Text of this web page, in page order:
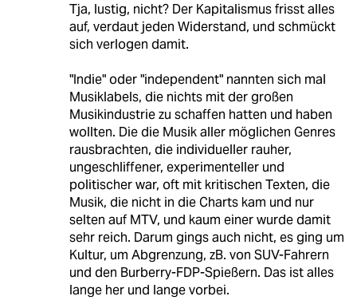
Tja, lustig, nicht? Der Kapitalismus frisst alles
auf, verdaut jeden Widerstand, und schmückt
sich verlogen damit.
"Indie" oder "independent" nannten sich mal
Musiklabels, die nichts mit der großen
Musikindustrie zu schaffen hatten und haben
wollten. Die die Musik aller möglichen Genres
rausbrachten, die individueller rauher,
ungeschliffener, experimenteller und
politischer war, oft mit kritischen Texten, die
Musik, die nicht in die Charts kam und nur
selten auf MTV, und kaum einer wurde damit
sehr reich. Darum gings auch nicht, es ging um
Kultur, um Abgrenzung, zB. von SUV-Fahrern
und den Burberry-FDP-Spießern. Das ist alles
lange her und lange vorbei.